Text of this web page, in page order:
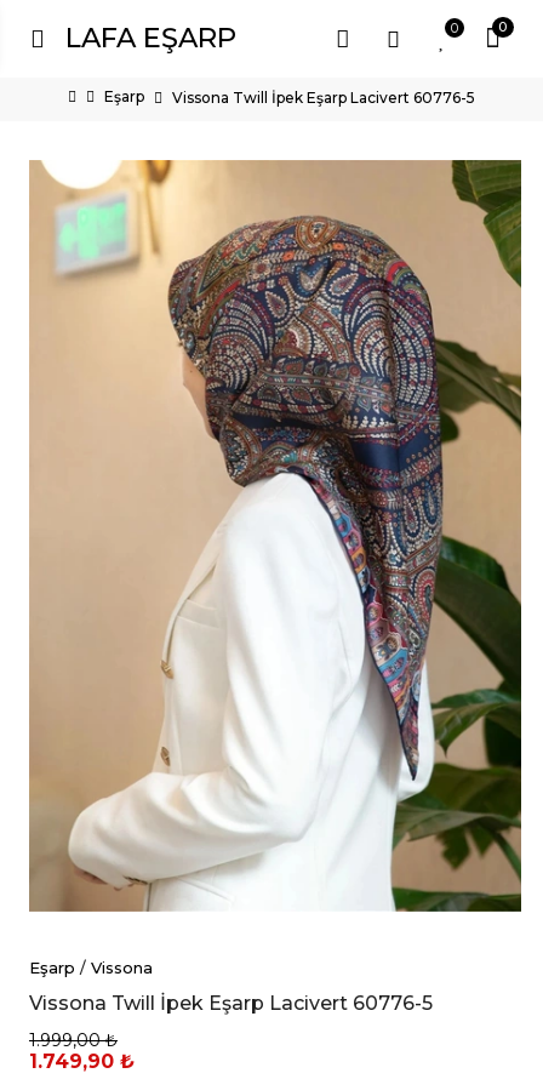
LAFA EŞARP 0
0
Eşarp Vissona Twill İpek Eşarp Lacivert 60776-5
Eşarp / Vissona
Vissona Twill İpek Eşarp Lacivert 60776-5
1.999,00 ₺
1.749,90 ₺